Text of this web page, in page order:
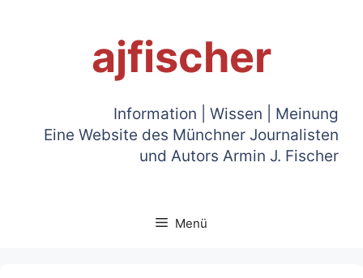
ajfischer
Information | Wissen | Meinung
Eine Website des Münchner Journalisten
und Autors Armin J. Fischer
Menü